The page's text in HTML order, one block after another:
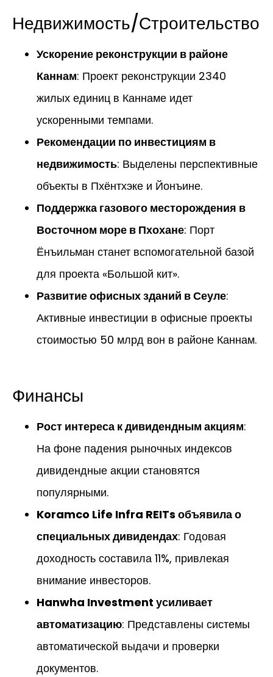
Недвижимость/Строительство
Ускорение реконструкции в районе
Каннам: Проект реконструкции 2340
жилых единиц в Каннаме идет
ускоренными темпами.
Рекомендации по инвестициям в
недвижимость: Выделены перспективные
объекты в Пхёнтхэке и Йонъине.
Поддержка газового месторождения в
Восточном море в Пхохане: Порт
Ёнъильман станет вспомогательной базой
для проекта «Большой кит».
Развитие офисных зданий в Сеуле:
Активные инвестиции в офисные проекты
стоимостью 50 млрд вон в районе Каннам.
Финансы
Рост интереса к дивидендным акциям:
На фоне падения рыночных индексов
дивидендные акции становятся
популярными.
Koramco Life Infra REITs объявила о
специальных дивидендах: Годовая
доходность составила 11%, привлекая
внимание инвесторов.
Hanwha Investment усиливает
автоматизацию: Представлены системы
автоматической выдачи и проверки
документов.